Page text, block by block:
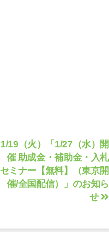
1/19（火）「1/27（水）開
催 助成金・補助金・入札
セミナー【無料】（東京開
催/全国配信）」のお知ら
せ